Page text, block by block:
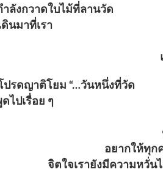
ช่นวันหนึ่ง เรากำลังกวาด
กข์ พอดีหลวงพ่อเ
ก็ได้สติว่าทุกข์ไม่
พ่งโทษสิ่งแวดล้อม แล
โปรดญาติโยม “…
ทำตามที่ท่านสั่ง พูด
ง ผู้ฟังก็นั่งหลับเป็น
งจากขัดกับนิสัย ของ
น่าฟัง อยากให้ทุกคนฟั
ายังมีความหวั่นไหวกั